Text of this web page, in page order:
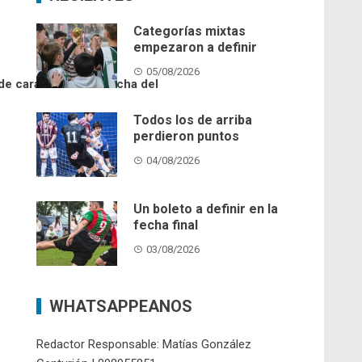
cara a la última fecha del
Categorías mixtas
empezaron a definir
05/08/2026
Todos los de arriba
perdieron puntos
04/08/2026
Un boleto a definir en la
fecha final
03/08/2026
WHATSAPPEANOS
Redactor Responsable: Matías González